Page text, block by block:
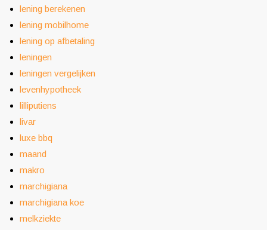
lening berekenen
lening mobilhome
lening op afbetaling
leningen
leningen vergelijken
levenhypotheek
lilliputiens
livar
luxe bbq
maand
makro
marchigiana
marchigiana koe
melkziekte